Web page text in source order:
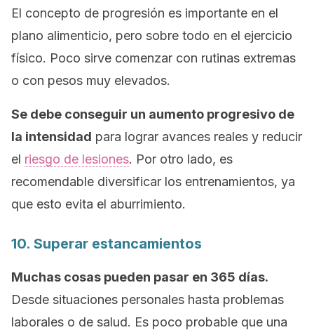
El concepto de progresión es importante en el
plano alimenticio, pero sobre todo en el ejercicio
físico. Poco sirve comenzar con rutinas extremas
o con pesos muy elevados.
Se debe conseguir un aumento progresivo de
la intensidad para lograr avances reales y reducir
el riesgo de lesiones. Por otro lado, es
recomendable diversificar los entrenamientos, ya
que esto evita el aburrimiento.
10. Superar estancamientos
Muchas cosas pueden pasar en 365 días.
Desde situaciones personales hasta problemas
laborales o de salud. Es poco probable que una